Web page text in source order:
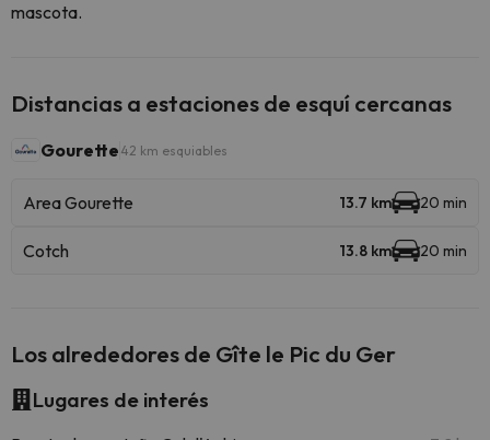
mascota.
Distancias a estaciones de esquí cercanas
Gourette 42 km esquiables
Area Gourette 13.7 km 20 min
Cotch 13.8 km 20 min
Los alrededores de Gîte le Pic du Ger
Lugares de interés